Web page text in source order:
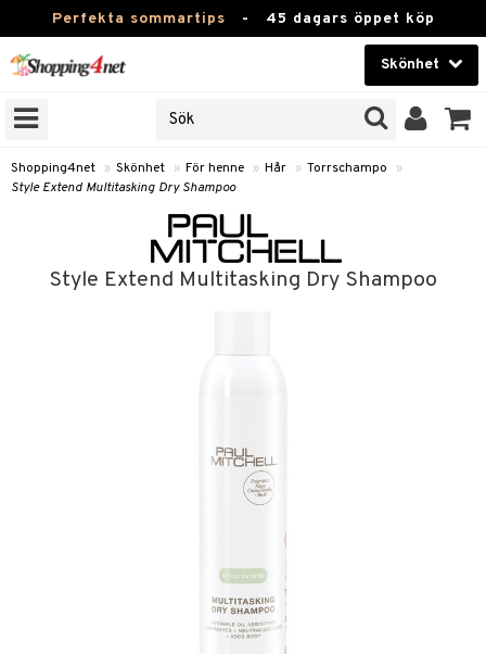
Perfekta sommartips - 45 dagars öppet köp
Skönhet
Skönhet
Kontaktlinser
Fitness
Shopping4net » Skönhet » För henne » Hår » Torrschampo
»
Style Extend Multitasking Dry Shampoo
Style Extend Multitasking Dry Shampoo